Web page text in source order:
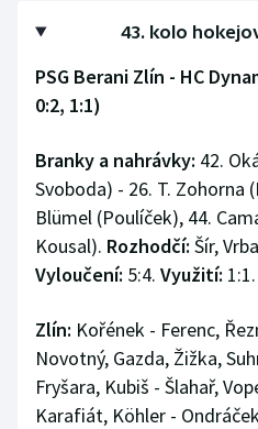
43. kolo
PSG Berani Zlín - HC
0:2, 1:1)
Branky a nahrávky: 42.
Svoboda) - 26. T. Zohorna
Blümel (Poulíček), 44.
Kousal). Rozhodčí: Šír,
Vyloučení: 5:4. Využití:
Zlín: Kořének - Ferenc,
Novotný, Gazda, Žižka,
Fryšara, Kubiš - Šlahař,
Karafiát, Köhler -